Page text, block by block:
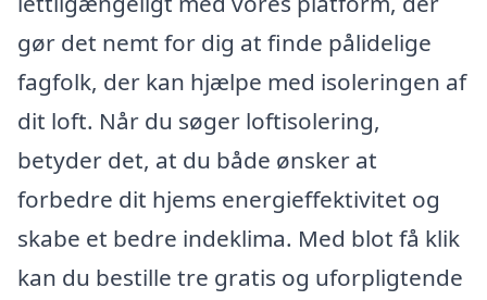
gør det nemt for dig at finde pålidelige
fagfolk, der kan hjælpe med isoleringen af
dit loft. Når du søger loftisolering,
betyder det, at du både ønsker at
forbedre dit hjems energieffektivitet og
skabe et bedre indeklima. Med blot få klik
kan du bestille tre gratis og uforpligtende